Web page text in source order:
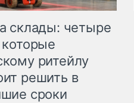
склады: четыре
ритейлу
решить в
сроки